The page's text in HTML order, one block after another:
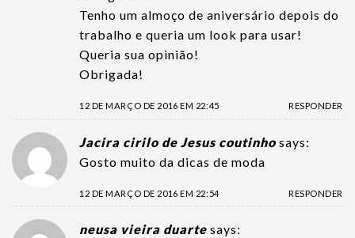
Tenho um almoço de aniversário depois do
trabalho e queria um look para usar!
Queria sua opinião!
Obrigada!
12 DE MARÇO DE 2016 EM 22:45 RESPONDER
Jacira cirilo de Jesus coutinho says:
Gosto muito da dicas de moda
12 DE MARÇO DE 2016 EM 22:54 RESPONDER
neusa vieira duarte says: